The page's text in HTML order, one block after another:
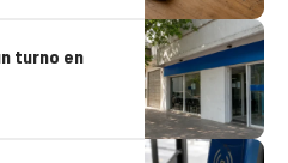
turno en